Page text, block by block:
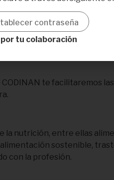
profesional, ámbito de
calidad, acercar la
CODINAN te facilitaremos
nutrición, entre ellas
sostenible,
con la profesión.
contraseña
tu colaboración